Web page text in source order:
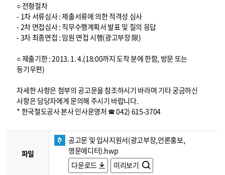
○ 전형절차
- 1차 서류심사 : 제출서류에 의한 적격성 심사
- 2차 면접심사 : 직무수행계획서 발표 및 질의 응답
- 3차 최종면접 : 임원 면접 시행(광고부장 限)
○ 제출기한 : 2013. 1. 4.(18:00까지 도착 분에 한함, 방문 또는
등기우편)
자세한 사항은 첨부의 공고문을 참조하시기 바라며 기타 궁금하신
사항은 담당자에게 문의해 주시기 바랍니다.
* 한국철도공사 본사 인사운영처 ☎ 042) 615-3704
파일
공고문 및 입사지원서(광고부장,언론홍보,
영문에디터).hwp
다운로드
미리보기